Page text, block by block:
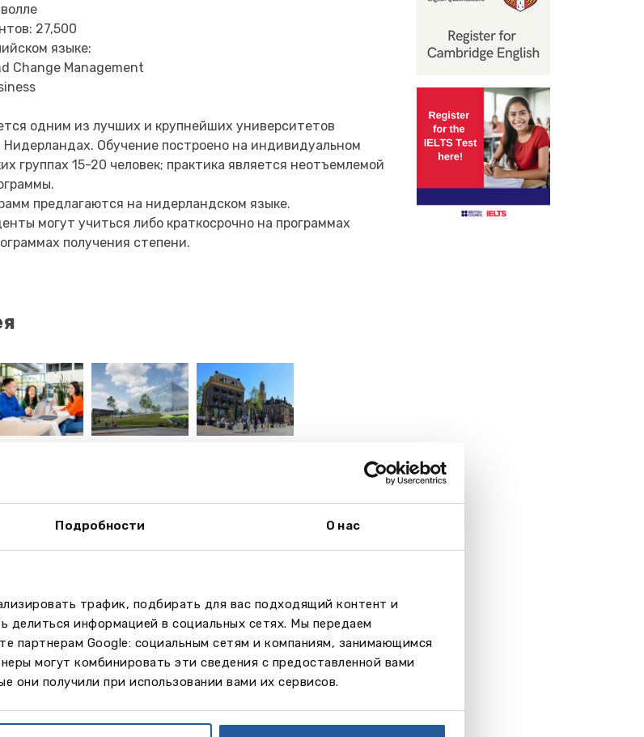
Подробности О нас
трафик, подбирать для вас подходящий контент и
делиться информацией в социальных сетях. Мы передаем
партнерам Google: социальным сетям и компаниям, занимающимся
могут комбинировать эти сведения с предоставленной вами
они получили при использовании вами их сервисов.
27,500
языке:
Change Management
одним из лучших и крупнейших университетов
Нидерландах. Обучение построено на индивидуальном
группах 15-20 человек; практика является неотъемлемой
предлагаются на нидерландском языке.
могут учиться либо краткосрочно на программах
получения степени.
фото